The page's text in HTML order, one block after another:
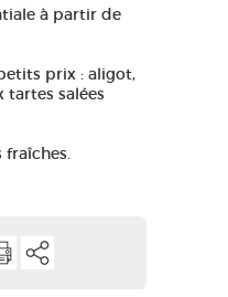
PRESSE
à partir de
prix : aligot,
tartes salées
fraîches.